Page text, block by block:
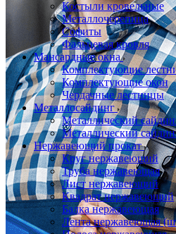
Костыли кровельные
Металлочерепица
Софиты
Фальцевая кровля
Мансардные окна
Комплектующие
Комплектующие окон
Чердачные лестницы
Металлосайдинг
Металлический
Металлический
Нержавеющий прокат
Круг нержавеющий
Труба нержавеющая
Лист нержавеющий
Квадрат нержавеющий
Балка нержавеющая
Лента нержавеющая